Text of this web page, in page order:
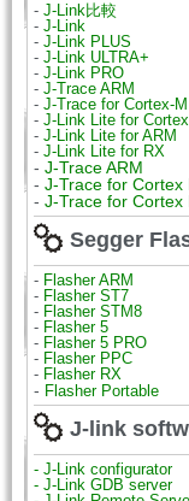
- J-Link比較
- J-Link
- J-Link PLUS
- J-Link ULTRA+
- J-Link PRO
- J-Trace ARM
- J-Trace for Cortex-M
- J-Link Lite for
- J-Link Lite for ARM
- J-Link Lite for RX
- J-Trace ARM
- J-Trace for Cortex
- J-Trace for Cortex
Segger
- Flasher ARM
- Flasher ST7
- Flasher STM8
- Flasher 5
- Flasher 5 PRO
- Flasher PPC
- Flasher RX
- Flasher Portable
J-link
- J-Link configurator
- J-Link GDB server